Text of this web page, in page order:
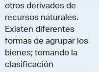
otros derivados de
recursos naturales.
Existen diferentes
formas de agrupar los
bienes; tomando la
clasificación